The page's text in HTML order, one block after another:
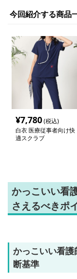
今回紹介する商品
¥7,780(税込)
白衣 医療従事者向け快
適スクラブ
かっこいい看
さえるべきポ
かっこいい看
断基準